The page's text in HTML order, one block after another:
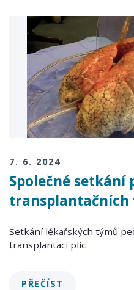
KDE NÁS NAJDETE
PERSONÁL A KONTAKTY
7. 6. 2024
Společné setkání
transplantačních
Setkání lékařských týmů
transplantaci plic
PŘEČÍST